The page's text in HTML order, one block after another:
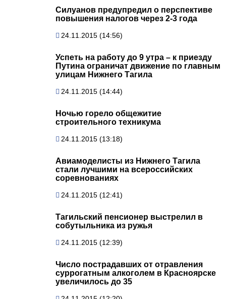
Силуанов предупредил о перспективе
повышения налогов через 2-3 года
24.11.2015 (14:56)
Успеть на работу до 9 утра – к приезду
Путина ограничат движение по главным
улицам Нижнего Тагила
24.11.2015 (14:44)
Ночью горело общежитие
строительного техникума
24.11.2015 (13:18)
Авиамоделисты из Нижнего Тагила
стали лучшими на всероссийских
соревнованиях
24.11.2015 (12:41)
Тагильский пенсионер выстрелил в
собутыльника из ружья
24.11.2015 (12:39)
Число пострадавших от отравления
суррогатным алкоголем в Красноярске
увеличилось до 35